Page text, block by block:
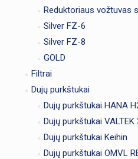
Reduktoriaus vožtuvas
Silver FZ-6
Silver FZ-8
GOLD
Filtrai
Dujų purkštukai
Dujų purkštukai HANA
Dujų purkštukai VALTEK
Dujų purkštukai Keihin
Dujų purkštukai OMVL